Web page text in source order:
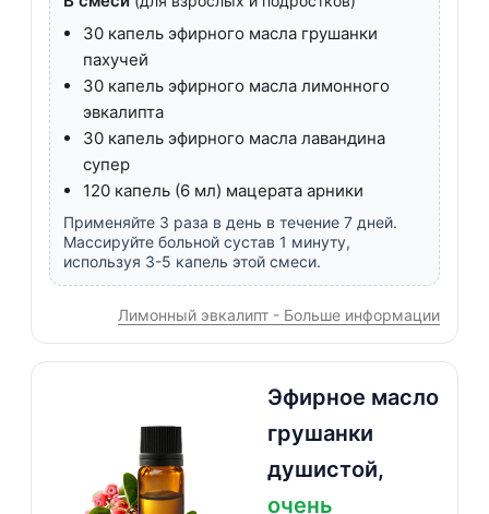
30 капель эфирного масла грушанки
пахучей
30 капель эфирного масла лимонного
эвкалипта
30 капель эфирного масла лавандина
супер
120 капель (6 мл) мацерата арники
Применяйте 3 раза в день в течение 7 дней.
Массируйте больной сустав 1 минуту,
используя 3-5 капель этой смеси.
Лимонный эвкалипт - Больше информации
Эфирное масло
грушанки
душистой,
очень